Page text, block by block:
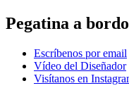
Pegatina a bordo
Escríbenos por email
Vídeo del Diseñador
Visítanos en